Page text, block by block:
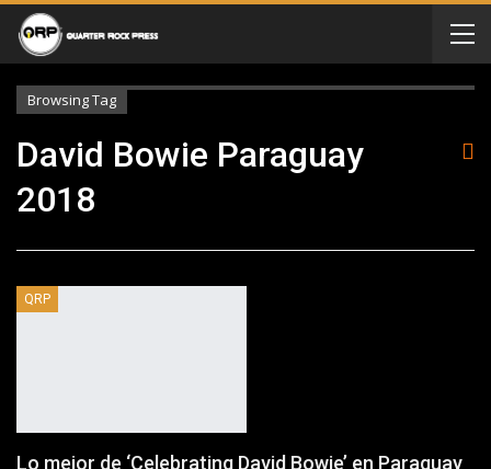
Browsing Tag
David Bowie Paraguay
2018
QRP
Lo mejor de ‘Celebrating David Bowie’ en Paraguay